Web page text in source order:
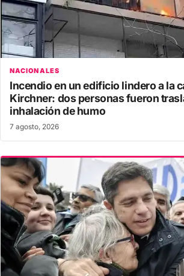
NACIONALES
Incendio en un edificio lindero a la
Kirchner: dos personas fueron
inhalación de humo
7 agosto, 2026